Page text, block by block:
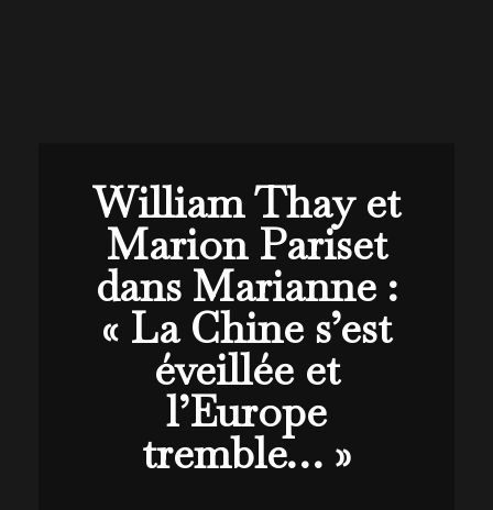
William Thay et
Marion Pariset
dans Marianne :
« La Chine s’est
éveillée et
l’Europe
tremble… »